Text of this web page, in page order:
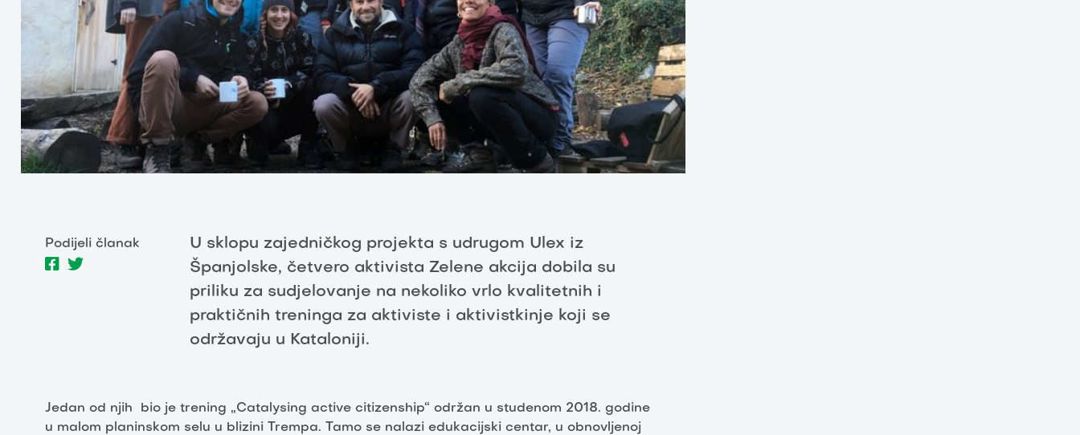
Podijeli članak
U sklopu zajedničkog projekta s udrugom Ulex iz
Španjolske, četvero aktivista Zelene akcija dobila su
priliku za sudjelovanje na nekoliko vrlo kvalitetnih i
praktičnih treninga za aktiviste i aktivistkinje koji se
održavaju u Kataloniji.
Jedan od njih bio je trening „Catalysing active citizenship“ održan u studenom 2018. godine
u malom planinskom selu u blizini Trempa. Tamo se nalazi edukacijski centar, u obnovljenoj